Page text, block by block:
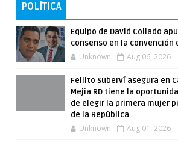
POLÍTICA
Equipo de David Collado
consenso en la convención
Unknown Aug 06, 2026
Fellito Suberví asegura en
Mejía RD tiene la
de elegir la primera mujer
de la República
Unknown Aug 01, 2026